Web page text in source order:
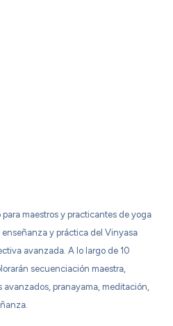
maestros y practicantes de yoga
y práctica del Vinyasa
avanzada. A lo largo de 10
secuenciación maestra,
avanzados, pranayama, meditación,